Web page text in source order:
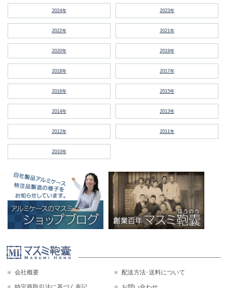
2024年 2023年
2022年 2021年
2020年 2019年
2018年 2017年
2016年 2015年
2014年 2013年
2012年 2011年
2010年
会社概要 配送方法･送料について